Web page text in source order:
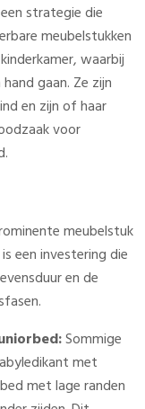
strategie die
meubelstukken
waarbij
gaan. Ze zijn
en zijn of haar
voor
meubelstuk
een investering die
en de
Sommige
met
met lage randen